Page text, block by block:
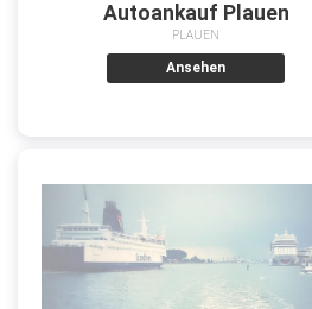
Autoankauf Plauen
PLAUEN
Ansehen